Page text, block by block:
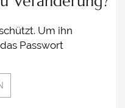
Um ihn
Passwort